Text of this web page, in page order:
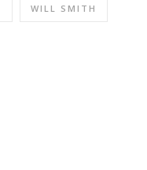
WILL SMITH